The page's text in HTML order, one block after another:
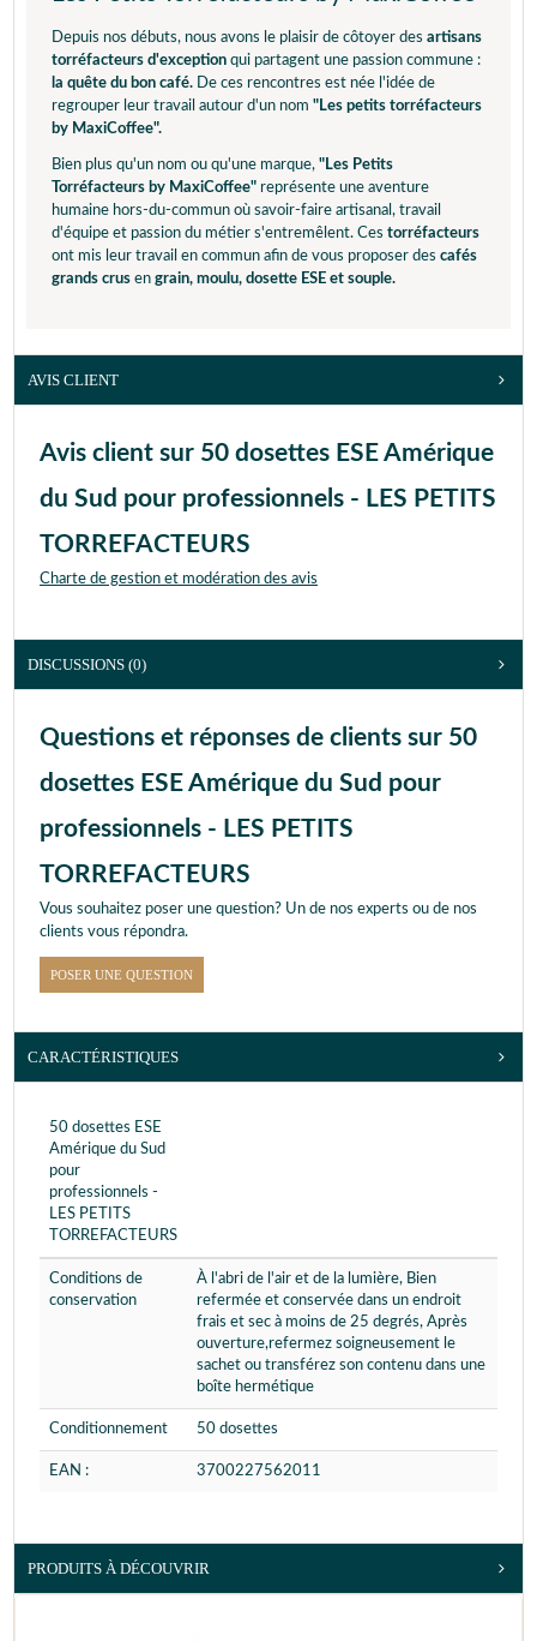
Depuis nos débuts, nous avons le plaisir de côtoyer des artisans
torréfacteurs d'exception qui partagent une passion commune :
la quête du bon café. De ces rencontres est née l'idée de
regrouper leur travail autour d'un nom "Les petits torréfacteurs
by MaxiCoffee".
Bien plus qu'un nom ou qu'une marque, "Les Petits
Torréfacteurs by MaxiCoffee" représente une aventure
humaine hors-du-commun où savoir-faire artisanal, travail
d'équipe et passion du métier s'entremêlent. Ces torréfacteurs
ont mis leur travail en commun afin de vous proposer des cafés
grands crus en grain, moulu, dosette ESE et souple.
AVIS CLIENT
Avis client sur 50 dosettes ESE Amérique
du Sud pour professionnels - LES PETITS
TORREFACTEURS
Charte de gestion et modération des avis
DISCUSSIONS (0)
Questions et réponses de clients sur 50
dosettes ESE Amérique du Sud pour
professionnels - LES PETITS
TORREFACTEURS
Vous souhaitez poser une question? Un de nos experts ou de nos
clients vous répondra.
POSER UNE QUESTION
CARACTÉRISTIQUES
50 dosettes ESE
Amérique du Sud
pour
professionnels -
LES PETITS
TORREFACTEURS
Conditions de
conservation
À l'abri de l'air et de la lumière, Bien
refermée et conservée dans un endroit
frais et sec à moins de 25 degrés, Après
ouverture,refermez soigneusement le
sachet ou transférez son contenu dans une
boîte hermétique
Conditionnement 50 dosettes
EAN : 3700227562011
PRODUITS À DÉCOUVRIR